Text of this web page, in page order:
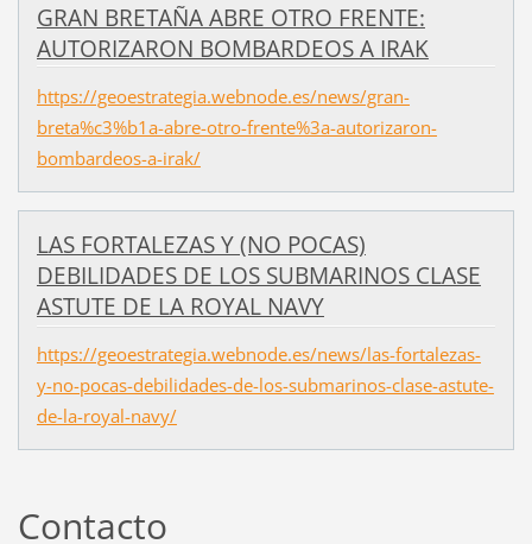
GRAN BRETAÑA ABRE OTRO FRENTE:
AUTORIZARON BOMBARDEOS A IRAK
https://geoestrategia.webnode.es/news/gran-
breta%c3%b1a-abre-otro-frente%3a-autorizaron-
bombardeos-a-irak/
LAS FORTALEZAS Y (NO POCAS)
DEBILIDADES DE LOS SUBMARINOS CLASE
ASTUTE DE LA ROYAL NAVY
https://geoestrategia.webnode.es/news/las-fortalezas-
y-no-pocas-debilidades-de-los-submarinos-clase-astute-
de-la-royal-navy/
Contacto